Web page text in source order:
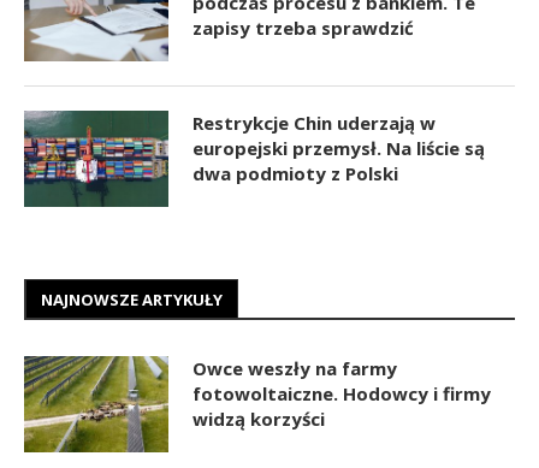
zapisy trzeba sprawdzić
Restrykcje Chin uderzają w
europejski przemysł. Na liście są
dwa podmioty z Polski
NAJNOWSZE ARTYKUŁY
Owce weszły na farmy
fotowoltaiczne. Hodowcy i firmy
widzą korzyści